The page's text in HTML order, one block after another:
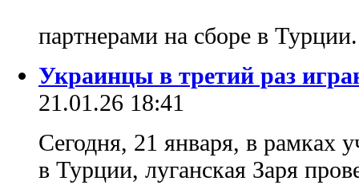
партнерами на сборе в
Украинцы в третий раз
21.01.26 18:41
Сегодня, 21 января, в рамках
в Турции, луганская Заря